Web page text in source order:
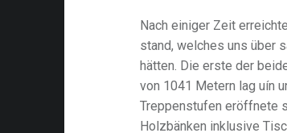
Nach einiger Zeit
stand, welches uns über
hätten. Die erste der
von 1041 Metern lag uín
Treppenstufen eröffnete
Holzbänken inklusive